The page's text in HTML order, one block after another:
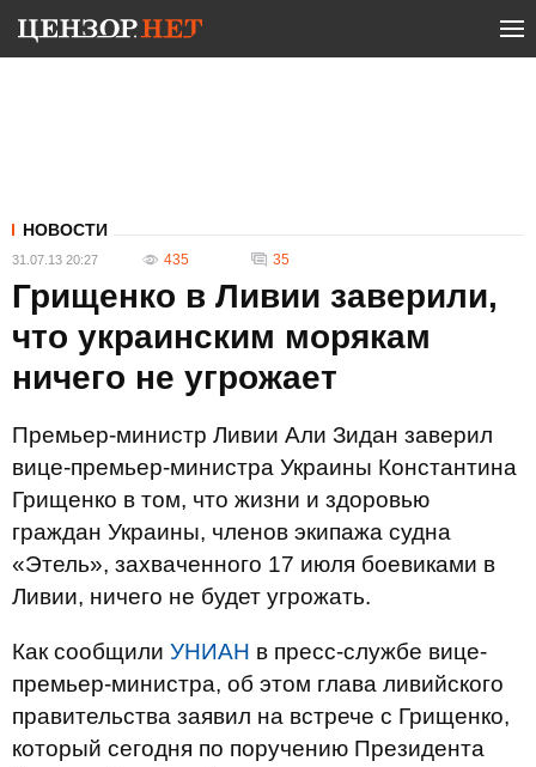
НОВОСТИ
31.07.13 20:27 435 35
Грищенко в Ливии заверили,
что украинским морякам
ничего не угрожает
Премьер-министр Ливии Али Зидан заверил
вице-премьер-министра Украины Константина
Грищенко в том, что жизни и здоровью
граждан Украины, членов экипажа судна
«Этель», захваченного 17 июля боевиками в
Ливии, ничего не будет угрожать.
Как сообщили УНИАН в пресс-службе вице-
премьер-министра, об этом глава ливийского
правительства заявил на встрече с Грищенко,
который сегодня по поручению Президента